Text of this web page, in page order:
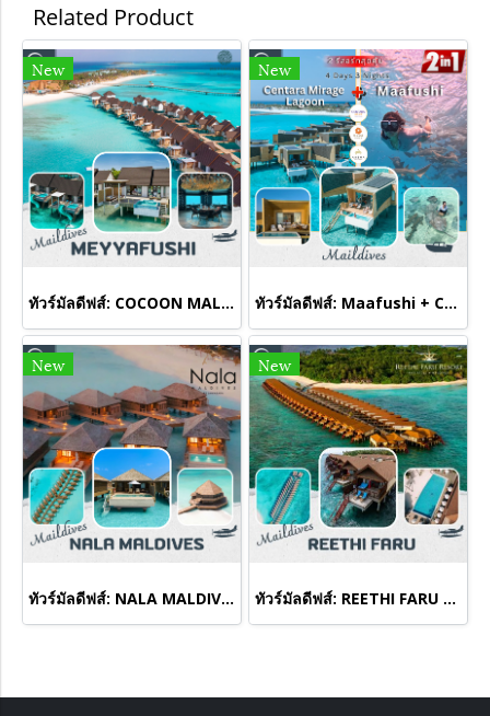
Related Product
New
ทัวร์มัลดีฟส์: COCOON MALDIVES(copy)
New
ทัวร์มัลดีฟส์: Maafushi + Centara Mirage Lagoon Maldives 4 Days 3 Nights
New
ทัวร์มัลดีฟส์: NALA MALDIVES BY JAWAKARA
New
ทัวร์มัลดีฟส์: REETHI FARU MALDIVES